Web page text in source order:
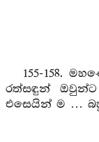
155-158.
රත්සඳුන්
එසෙයින් ම …